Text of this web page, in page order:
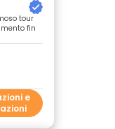
tour
fin
e